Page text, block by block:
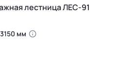
лестница ЛЕС-91
мм